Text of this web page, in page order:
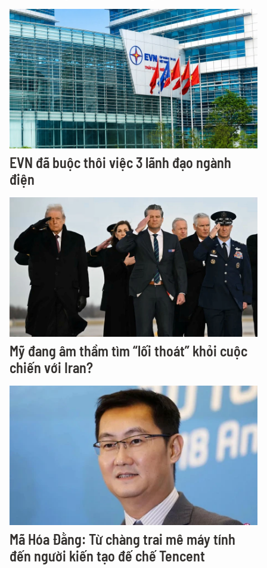
EVN đã buộc thôi việc 3 lãnh đạo ngành
điện
Mỹ đang âm thầm tìm “lối thoát” khỏi cuộc
chiến với Iran?
Mã Hóa Đằng: Từ chàng trai mê máy tính
đến người kiến tạo đế chế Tencent